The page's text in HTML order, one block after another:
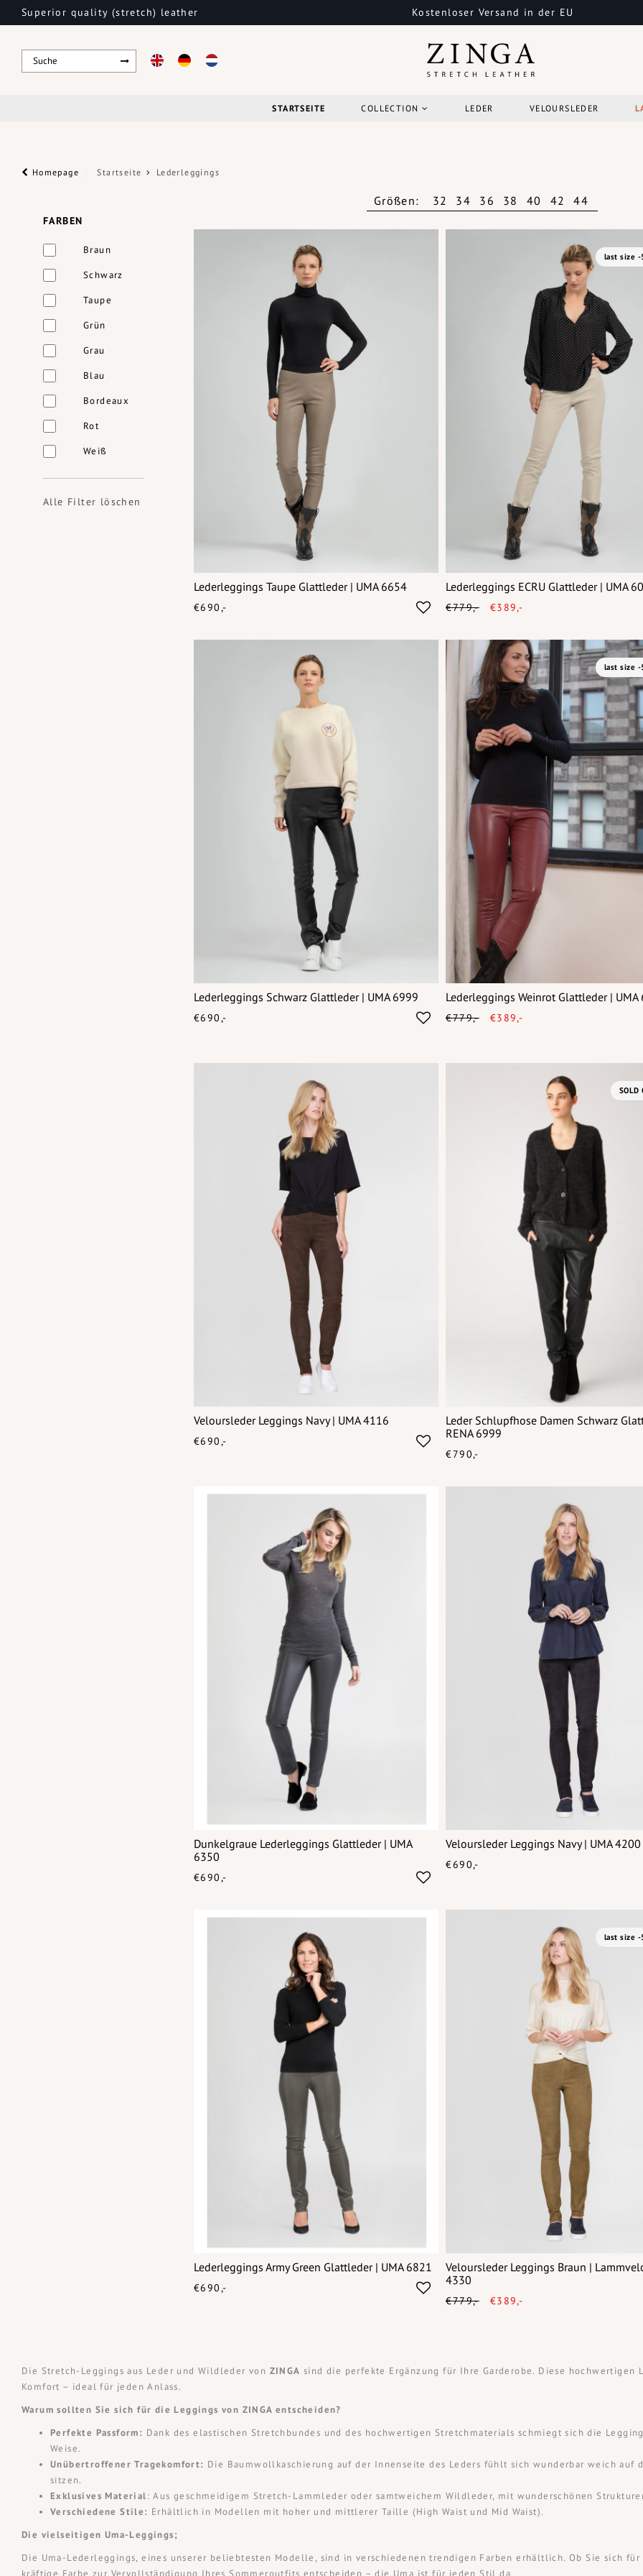
Superior quality (stretch) leather Kostenloser Versand in der EU
STARTSEITE COLLECTION LEDER VELOURSLEDER
Homepage Startseite Lederleggings
FARBEN
Braun
Schwarz
Taupe
Grün
Grau
Blau
Bordeaux
Rot
Weiß
Alle Filter löschen
Größen: 32 34 36 38 40 42 44
Lederleggings Taupe Glattleder | UMA 6654
€690,-
Lederleggings ECRU Glattleder | UMA
€779,- €389,-
last size -
Lederleggings Schwarz Glattleder | UMA 6999
€690,-
Lederleggings Weinrot Glattleder | UMA
€779,- €389,-
last size -
Veloursleder Leggings Navy | UMA 4116
€690,-
Leder Schlupfhose Damen Schwarz
RENA 6999
€790,-
SOLD
Dunkelgraue Lederleggings Glattleder | UMA
6350
€690,-
Veloursleder Leggings Navy | UMA 4200
€690,-
Lederleggings Army Green Glattleder | UMA 6821
€690,-
Veloursleder Leggings Braun |
4330
€779,- €389,-
last size -
Die Stretch-Leggings aus Leder und Wildleder von ZINGA sind die perfekte Ergänzung für Ihre Garderobe. Diese
Komfort – ideal für jeden Anlass.
Warum sollten Sie sich für die Leggings von ZINGA entscheiden?
Perfekte Passform: Dank des elastischen Stretchbundes und des hochwertigen Stretchmaterials schmiegt sich die
Weise.
Unübertroffener Tragekomfort: Die Baumwollkaschierung auf der Innenseite des Leders fühlt sich wunderbar weich auf
sitzen.
Exklusives Material: Aus geschmeidigem Stretch-Lammleder oder samtweichem Wildleder, mit wunderschönen
Verschiedene Stile: Erhältlich in Modellen mit hoher und mittlerer Taille (High Waist und Mid Waist).
Die vielseitigen Uma-Leggings;
Die Uma-Lederleggings, eines unserer beliebtesten Modelle, sind in verschiedenen trendigen Farben erhältlich. Ob Sie sich